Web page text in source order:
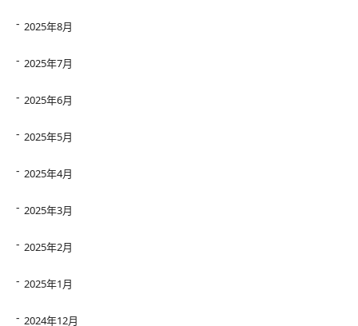
2025年8月
2025年7月
2025年6月
2025年5月
2025年4月
2025年3月
2025年2月
2025年1月
2024年12月